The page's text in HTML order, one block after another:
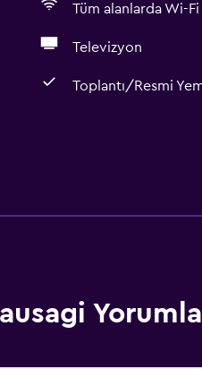
Tüm alanlarda Wi-
Televizyon
Toplantı/Resmi